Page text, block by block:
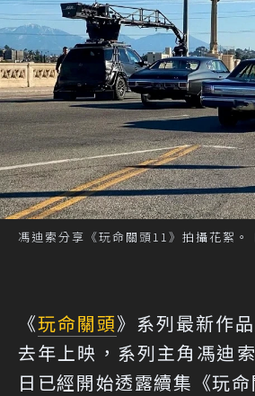
馮迪索分享《玩命關頭11》拍攝花絮
《玩命關頭》系列最新作
去年上映，系列主角馮迪
日已經開始透露續集《玩